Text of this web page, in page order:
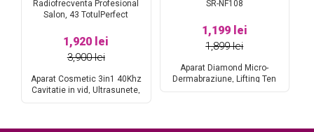
1,920 lei
3,900 lei
Aparat Cosmetic 3in1 40Khz
Cavitatie in vid, Ultrasunete,
1,199 lei
1,899 lei
Aparat Diamond Micro-
Dermabraziune, Lifting Ten